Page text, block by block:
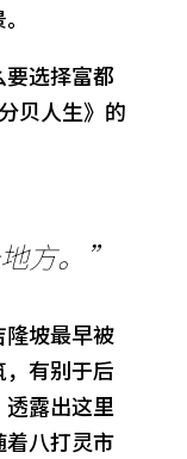
要选择富都
贝人生》的
方。”
坡最早被
有别于后
露出这里
八打灵市